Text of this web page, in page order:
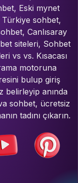
Eski mynet
sohbet,
Canlısaray
siteleri, Sohbet
vs vs. Kısacası
motoruna
bulup giriş
belirleyip anında
sohbet, ücretsiz
tadını çıkarın.